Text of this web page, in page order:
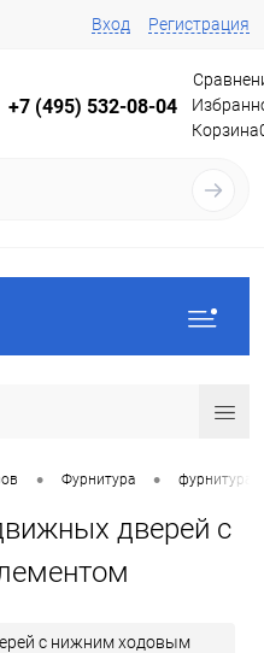
Вход Регистрация
+7 (495) 532-08-04
Корзина
• Фурнитура • фурнитура
дверей с
с нижним ходовым